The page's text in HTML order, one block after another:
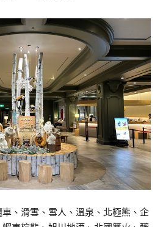
、滑雪、雪人、溫泉、北極熊、企